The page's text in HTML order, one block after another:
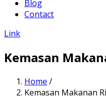
Blog
Contact
Link
Kemasan
Home /
Kemasan Makanan